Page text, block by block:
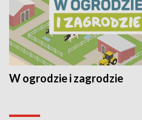
W ogrodzie i zagrodzie